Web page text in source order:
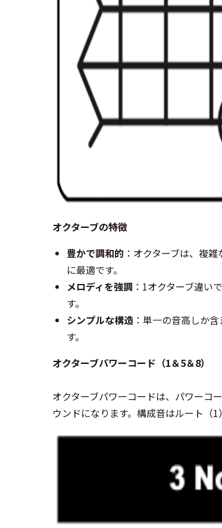
オクターブの特徴
豊かで調和的 ：オクターブは、複
に最適です。
メロディを強調 ：1オクターブ違い
す。
シンプルな構造：単一の音高しか
す。
オクターブパワーコード（1＆5＆8）
オクターブパワーコードは、パワーコ
ウンドになります。構成音はルート（